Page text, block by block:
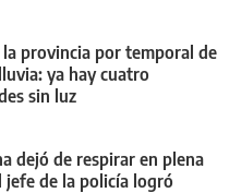
la provincia por temporal de
ya hay cuatro
sin luz
dejó de respirar en plena
jefe de la policía logró